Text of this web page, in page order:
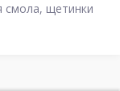
смола, щетинки